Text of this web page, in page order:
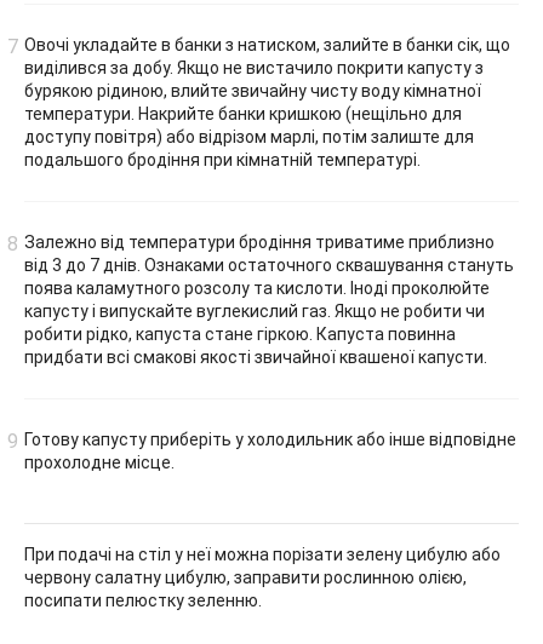
Овочі укладайте в банки з натиском, залийте в банки сік, що
виділився за добу. Якщо не вистачило покрити капусту з
бурякою рідиною, влийте звичайну чисту воду кімнатної
температури. Накрийте банки кришкою (нещільно для
доступу повітря) або відрізом марлі, потім залиште для
подальшого бродіння при кімнатній температурі.
Залежно від температури бродіння триватиме приблизно
від 3 до 7 днів. Ознаками остаточного сквашування стануть
поява каламутного розсолу та кислоти. Іноді проколюйте
капусту і випускайте вуглекислий газ. Якщо не робити чи
робити рідко, капуста стане гіркою. Капуста повинна
придбати всі смакові якості звичайної квашеної капусти.
Готову капусту приберіть у холодильник або інше відповідне
прохолодне місце.
При подачі на стіл у неї можна порізати зелену цибулю або
червону салатну цибулю, заправити рослинною олією,
посипати пелюстку зеленню.